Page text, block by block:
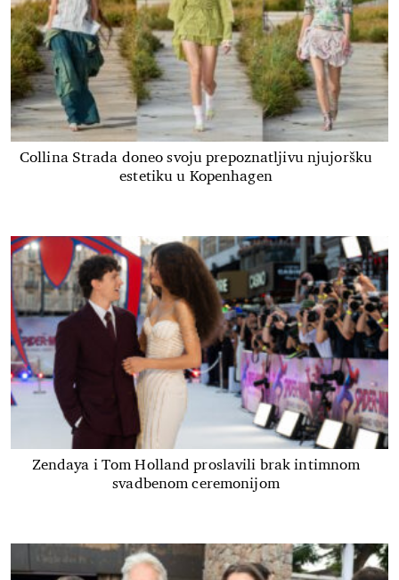
Collina Strada doneo svoju prepoznatljivu njujoršku
estetiku u Kopenhagen
Zendaya i Tom Holland proslavili brak intimnom
svadbenom ceremonijom